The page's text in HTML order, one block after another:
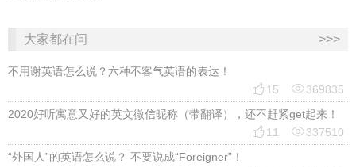
大家都在问 >>>
不用谢英语怎么说？六种不客气英语的表达！
 15 369835
2020好听寓意又好的英文微信昵称（带翻译），还不赶紧get起来！
 11 337510
“外国人”的英语怎么说？ 不要说成“Foreigner”！